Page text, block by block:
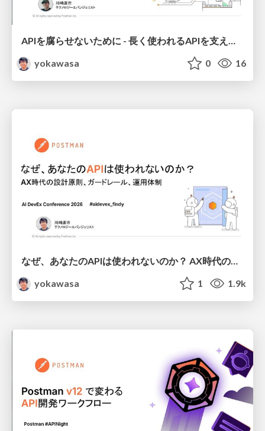
APIを腐らせないために - 長く使われるAPIを支える運用の現実とAI時代の運用論 / Keeping APIs Healthy: Operations for Long-Lived APIs in the AI Era
yokawasa
0 16
yokawasa
1 1.9k